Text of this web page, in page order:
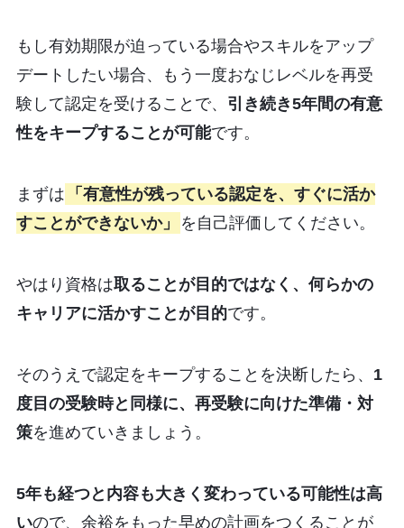
もし有効期限が迫っている場合やスキルをアップ
デートしたい場合、もう一度おなじレベルを再受
験して認定を受けることで、 引き続き5年間の有意
性をキープすることが可能です。
まずは
「有意性が残っている認定を、すぐに活か
すことができないか」
を自己評価してください。
やはり資格は取ることが目的ではなく、何らかの
キャリアに活かすことが目的です。
そのうえで認定をキープすることを決断したら、 1
度目の受験時と同様に、再受験に向けた準備・対
策を進めていきましょう。
5年も経つと内容も大きく変わっている可能性は高
いので、余裕をもった早めの計画をつくることが